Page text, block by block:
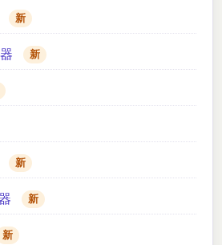
新
新
新
新
新